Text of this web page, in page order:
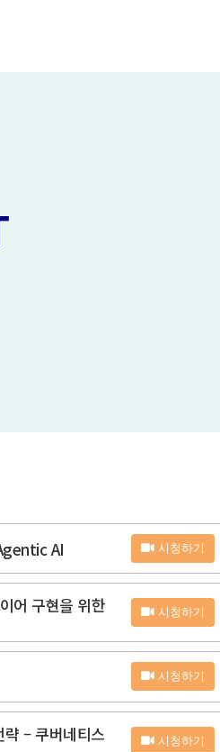
AI 시청하기
어 구현을 위한 시청하기
시청하기
– 쿠버네티스 시청하기